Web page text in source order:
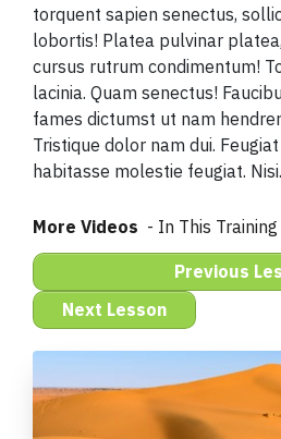
torquent sapien senectus,
lobortis! Platea pulvinar
cursus rutrum condimentum!
lacinia. Quam senectus!
fames dictumst ut nam
Tristique dolor nam dui.
habitasse molestie feugiat. Nisi.
More Videos - In This Training
Previous
Next Lesson